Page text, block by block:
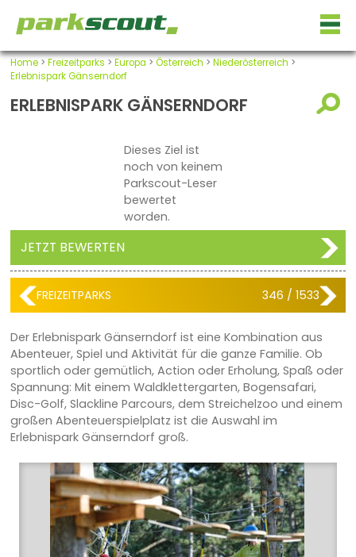
Home> Freizeitparks > Europa > Österreich > Niederösterreich >
Erlebnispark Gänserndorf
ERLEBNISPARK GÄNSERNDORF
Dieses Ziel ist
noch von keinem
Parkscout-Leser
bewertet
worden.
JETZT BEWERTEN
FREIZEITPARKS 346 / 1533
Der Erlebnispark Gänserndorf ist eine Kombination aus
Abenteuer, Spiel und Aktivität für die ganze Familie. Ob
sportlich oder gemütlich, Action oder Erholung, Spaß oder
Spannung: Mit einem Waldklettergarten, Bogensafari,
Disc-Golf, Slackline Parcours, dem Streichelzoo und einem
großen Abenteuerspielplatz ist die Auswahl im
Erlebnispark Gänserndorf groß.